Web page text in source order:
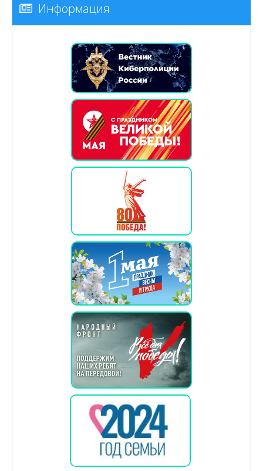
Информация